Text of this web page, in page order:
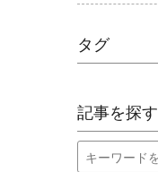
タグ
記事を探す